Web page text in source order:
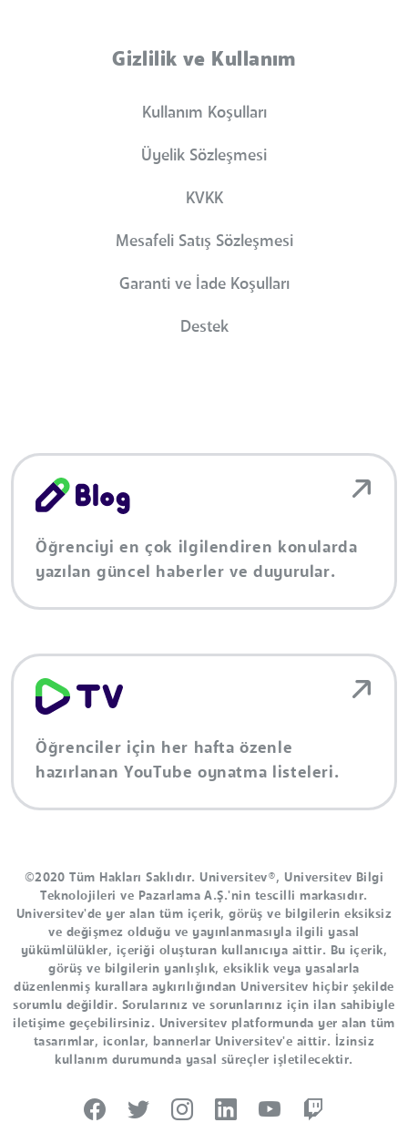
Gizlilik ve Kullanım
Kullanım Koşulları
Üyelik Sözleşmesi
KVKK
Mesafeli Satış Sözleşmesi
Garanti ve İade Koşulları
Destek
Öğrenciyi en çok ilgilendiren konularda
yazılan güncel haberler ve duyurular.
Öğrenciler için her hafta özenle
hazırlanan YouTube oynatma listeleri.
©2020 Tüm Hakları Saklıdır. Universitev®, Universitev Bilgi
Teknolojileri ve Pazarlama A.Ş.'nin tescilli markasıdır.
Universitev'de yer alan tüm içerik, görüş ve bilgilerin eksiksiz
ve değişmez olduğu ve yayınlanmasıyla ilgili yasal
yükümlülükler, içeriği oluşturan kullanıcıya aittir. Bu içerik,
görüş ve bilgilerin yanlışlık, eksiklik veya yasalarla
düzenlenmiş kurallara aykırılığından Universitev hiçbir şekilde
sorumlu değildir. Sorularınız ve sorunlarınız için ilan sahibiyle
iletişime geçebilirsiniz. Universitev platformunda yer alan tüm
tasarımlar, iconlar, bannerlar Universitev'e aittir. İzinsiz
kullanım durumunda yasal süreçler işletilecektir.